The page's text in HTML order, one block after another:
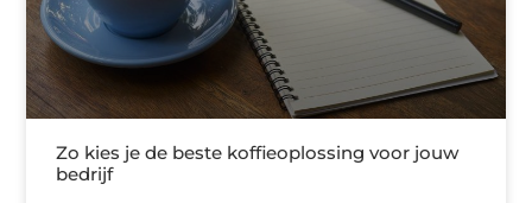
Zo kies je de beste koffieoplossing voor jouw
bedrijf